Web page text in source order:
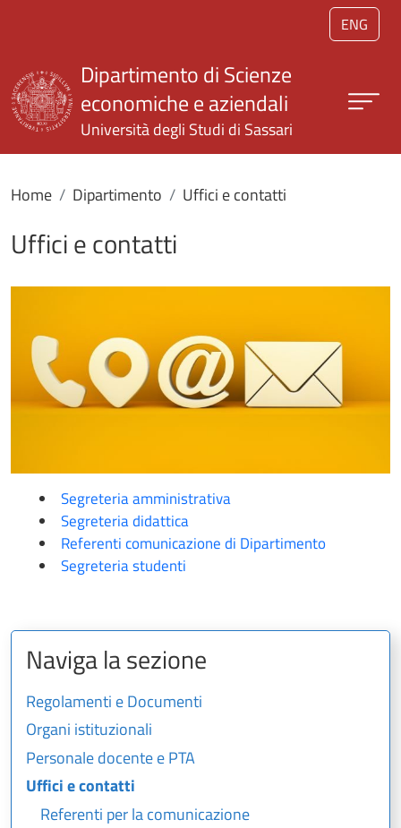
Salta al contenuto principale
ENG
Dipartimento di Scienze
economiche e aziendali
Università degli Studi di Sassari
Home Dipartimento Uffici e contatti
Uffici e contatti
Segreteria amministrativa
Segreteria didattica
Referenti comunicazione di Dipartimento
Segreteria studenti
Naviga la sezione
Regolamenti e Documenti
Organi istituzionali
Personale docente e PTA
Uffici e contatti
Referenti per la comunicazione